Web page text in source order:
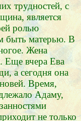
трудностей, с
является
ролью
быть матерью. В
Жена
Еще вчера Ева
а сегодня она
Время,
Адаму,
не только